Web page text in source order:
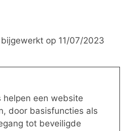
op 11/07/2023
helpen een website
door basisfuncties als
tot beveiligde